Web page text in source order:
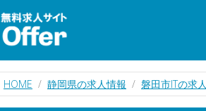
HOME 静岡県の求人情報 磐田市ITの求人